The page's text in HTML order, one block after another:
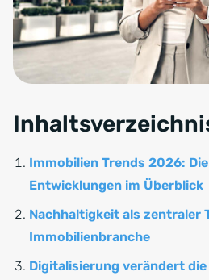
Immobilien Trends 2026:
Entwicklungen im Überblick
Nachhaltigkeit als zentraler
Immobilienbranche
Digitalisierung verändert die